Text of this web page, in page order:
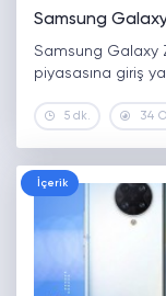
Samsung
Samsung Galaxy
piyasasına giriş
5 dk. 34
İçerik